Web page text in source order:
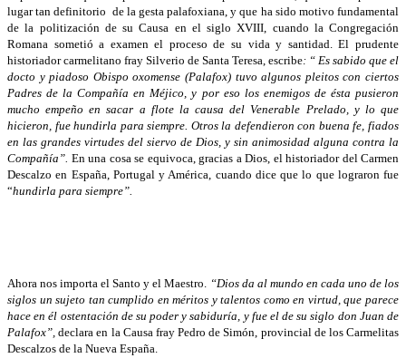
lugar tan definitorio de la gesta palafoxiana, y que ha sido motivo fundamental
de la politización de su Causa en el siglo XVIII, cuando la Congregación
Romana sometió a examen el proceso de su vida y santidad. El prudente
historiador carmelitano fray Silverio de Santa Teresa, escribe: “ Es sabido que el
docto y piadoso Obispo oxomense (Palafox) tuvo algunos pleitos con ciertos
Padres de la Compañía en Méjico, y por eso los enemigos de ésta pusieron
mucho empeño en sacar a flote la causa del Venerable Prelado, y lo que
hicieron, fue hundirla para siempre. Otros la defendieron con buena fe, fiados
en las grandes virtudes del siervo de Dios, y sin animosidad alguna contra la
Compañía”. En una cosa se equivoca, gracias a Dios, el historiador del Carmen
Descalzo en España, Portugal y América, cuando dice que lo que lograron fue
“hundirla para siempre”.
Ahora nos importa el Santo y el Maestro. “Dios da al mundo en cada uno de los
siglos un sujeto tan cumplido en méritos y talentos como en virtud, que parece
hace en él ostentación de su poder y sabiduría, y fue el de su siglo don Juan de
Palafox”, declara en la Causa fray Pedro de Simón, provincial de los Carmelitas
Descalzos de la Nueva España.